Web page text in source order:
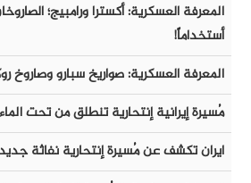
المعرفة العسكرية: أكسترا ورامبيج؛
أستخداماً!
المعرفة العسكرية: صواريخ سبارو وصاروخ
مُسيرة إيرانية إنتحارية تنطلق من تحت
ايران تكشف عن مُسيرة إنتحارية نفاثة جديدة: